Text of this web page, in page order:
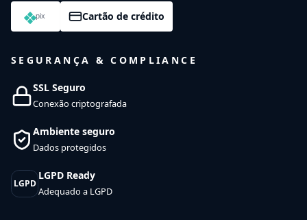
Cartão de crédito
SEGURANÇA & COMPLIANCE
SSL Seguro
Conexão criptografada
Ambiente seguro
Dados protegidos
LGPD
LGPD Ready
Adequado a LGPD